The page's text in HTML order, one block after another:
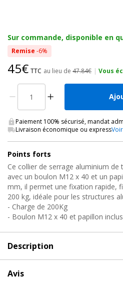
Sur commande, disponible en
Remise -6%
45€ TTC au lieu de 47.84€ | Vous
Paiement 100% sécurisé, mandat
Livraison économique ou express
Points forts
Ce collier de serrage aluminium de
avec un boulon M12 x 40 et un
mm, il permet une fixation rapide,
200 kg, idéale pour les structures
- Charge de 200Kg
- Boulon M12 x 40 et papillon inclus
Description
Doughty
Avis